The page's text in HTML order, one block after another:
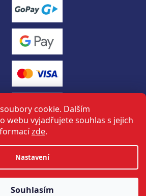
cookie. Dalším
webu vyjadřujete souhlas s jejich
zde.
Nastavení
Souhlasím
Vytvořil Shoptet
vytvořil a spravuje ON-BOARD
sport. Všechna práva vyhrazena.